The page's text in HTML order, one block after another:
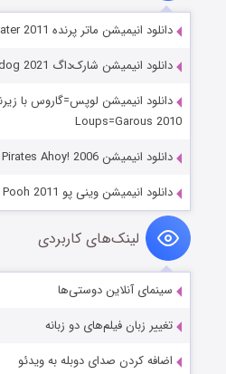
دانلود انیمیشن ماتر پرنده Air Mater 2011
دانلود انیمیشن شارک‌داگ Sharkdog 2021
دانلود انیمیشن لوپس=گاروس با
Loups=Garous 2010
دانلود انیمیشن Scooby-Doo! Pirates Ahoy! 2006
دانلود انیمیشن وینی پو Winnie the Pooh 2011
لینک‌های کاربردی
سینمای آنلاین دوستی‌ها
تغییر زبان فیلم‌های دو زبانه
اضافه کردن صدای دوبله به ویدئو